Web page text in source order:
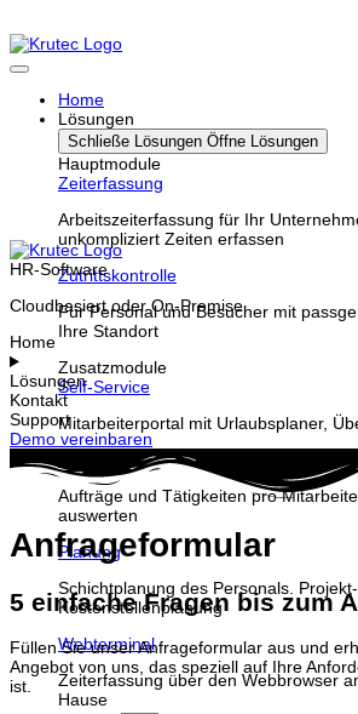
Home
Lösungen
Schließe Lösungen Öffne Lösungen
Hauptmodule
Zeiterfassung
Arbeitszeiterfassung für Ihr
unkompliziert Zeiten erfassen
Zutrittskontrolle
Für Personal und Besucher mit
Ihre Standort
Zusatzmodule
Self-Service
Mitarbeiterportal mit Urlaubsplaner,
Aufträge und Tätigkeiten pro
auswerten
Planung
Schichtplanung des Personals.
Kostenstellenplanung
Webterminal
Zeiterfassung über den Webbrowser
Hause
HR-Software
Cloudbasiert oder On-Premise
Home
Lösungen
Kontakt
Support
Demo vereinbaren
Anfrageformular
5 einfache Fragen bis zum
Füllen Sie unser Anfrageformular aus und
Angebot von uns, das speziell auf Ihre
ist.